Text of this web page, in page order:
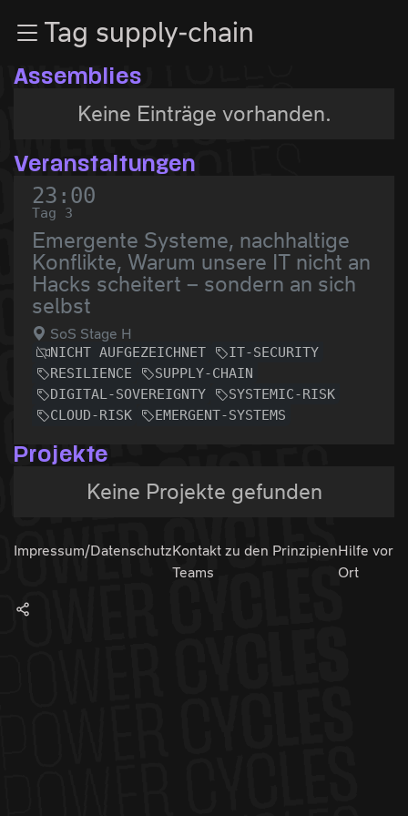
Zum InhaltTag supply-chain
Assemblies
Keine Einträge vorhanden.
Veranstaltungen
23:00
Tag 3
Emergente Systeme, nachhaltige
Konflikte, Warum unsere IT nicht an
Hacks scheitert – sondern an sich
selbst
SoS Stage H
NICHT AUFGEZEICHNET
IT-SECURITY
RESILIENCE
SUPPLY-CHAIN
DIGITAL-SOVEREIGNTY
SYSTEMIC-RISK
CLOUD-RISK
EMERGENT-SYSTEMS
Projekte
Keine Projekte gefunden
Impressum/DatenschutzKontakt zu den
Teams
PrinzipienHilfe vor
Ort